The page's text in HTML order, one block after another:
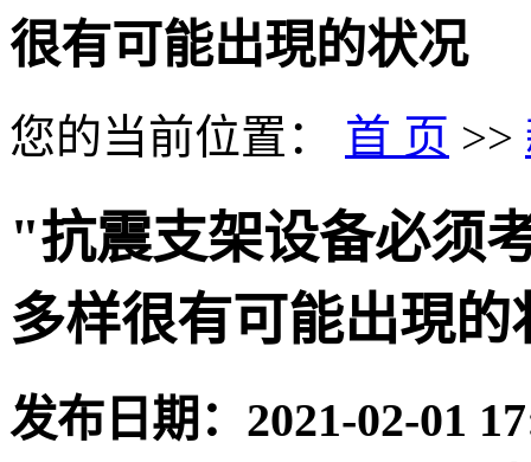
很有可能出現的状况
您的当前位置： 首 页 >>
"抗震支架设备必须
多样很有可能出現的
发布日期： 2021-02-01